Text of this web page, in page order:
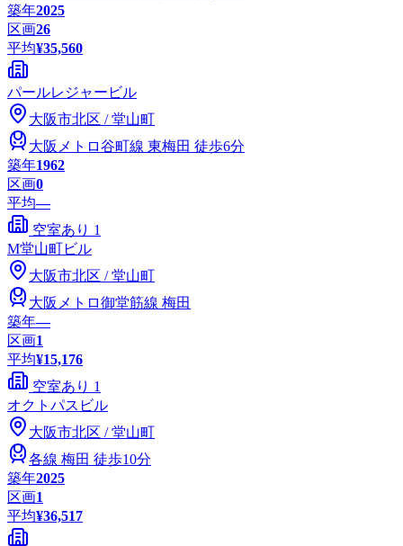
築年2025
区画26
平均¥35,560
パールレジャービル
大阪市北区 /堂山町
大阪メトロ谷町線 東梅田 徒歩6分
築年1962
区画0
平均—
空室あり 1
M堂山町ビル
大阪市北区 /堂山町
大阪メトロ御堂筋線 梅田
築年―
区画1
平均¥15,176
空室あり 1
オクトパスビル
大阪市北区 /堂山町
各線 梅田 徒歩10分
築年2025
区画1
平均¥36,517